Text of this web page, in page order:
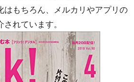
はもちろん、メルカリやアプリの
れています。